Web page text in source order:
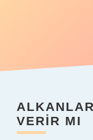
Anasayfa
Yasal Uyarı
VERIR MI